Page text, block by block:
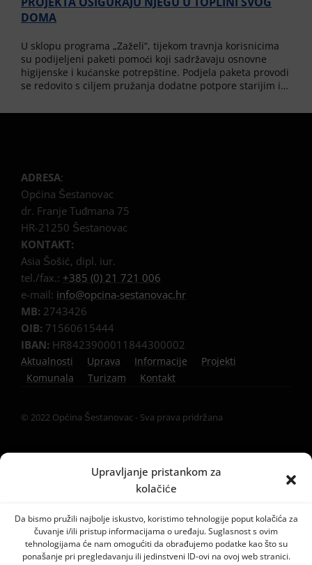
Upravljanje pristankom za
kolačiće
Da bismo pružili najbolje iskustvo, koristimo tehnologije poput kolačića za
čuvanje i/ili pristup informacijama o uređaju. Suglasnost s ovim
tehnologijama će nam omogućiti da obrađujemo podatke kao što su
ponašanje pri pregledavanju ili jedinstveni ID-ovi na ovoj web stranici.
DOMA
U sklopu programa „Zaželi“, tijekom travnja korisnicima
su podijeljeni paketi pomoći koji sadržavaju osnovne
higijenske i kućanske potrepštine. Podjela paketa provodi
se redovito s ciljem pružanja dodatne potpore starijim i…
ADRESA:
Općina Šestanovac
dr. Franje Tuđmana 75
HR-21250 Šestanovac
KONTAKT:
Asia Šošić, dipl. iur.
tel./fax.: +385 (0) 21 721 006
e-mail: info@opcina-sestanovac.hr
MB: 2743426
OIB: 71560615444
IBAN: HR8423900011844300002
Aktualnosti Uprava Informacije
Projekti
Komunala
Turizam Kontakt
© 2022 Općina Šestanovac - Sva prava pridržana